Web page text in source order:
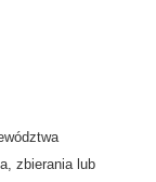
zbierania lub